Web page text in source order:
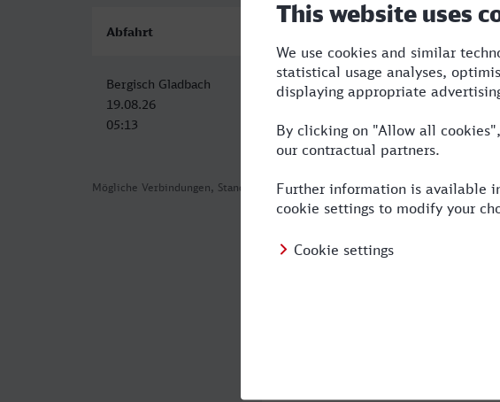
Mögliche Verbindungen, Stand: 2026-08-05 03:35
Abfahrt
Bergisch Gladbach
19.08.26
05:13
Trier Hbf
19.08.26
08:30
3:17
Was ist die schnellste